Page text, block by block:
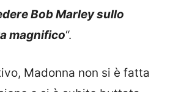
Bob Marley sullo
magnifico“.
Madonna non si è fatta